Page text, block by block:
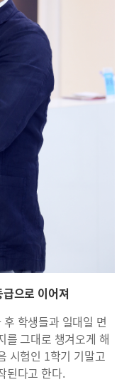
으로 이어져
학생들과 일대일 면
를 그대로 챙겨오게 해
시험인 1학기 기말고
된다고 한다.